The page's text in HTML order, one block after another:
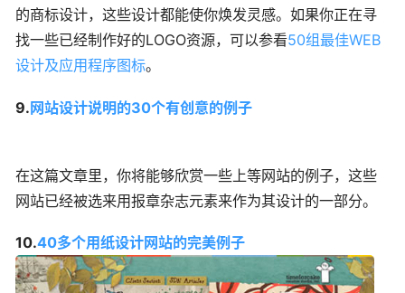
的商标设计，这些设计都能使你焕发灵感。如果你正在寻
找一些已经制作好的LOGO资源，可以参看50组最佳WEB
设计及应用程序图标。
9. 网站设计说明的30个有创意的例子
在这篇文章里，你将能够欣赏一些上等网站的例子，这些
网站已经被选来用报章杂志元素来作为其设计的一部分。
10.40多个用纸设计网站的完美例子